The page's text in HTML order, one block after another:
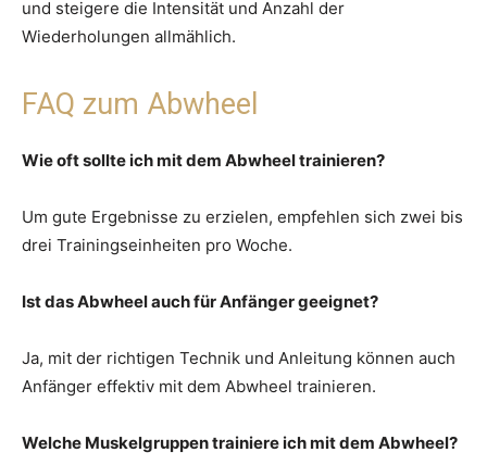
und steigere die Intensität und Anzahl der
Wiederholungen allmählich.
FAQ zum Abwheel
Wie oft sollte ich mit dem Abwheel trainieren?
Um gute Ergebnisse zu erzielen, empfehlen sich zwei bis
drei Trainingseinheiten pro Woche.
Ist das Abwheel auch für Anfänger geeignet?
Ja, mit der richtigen Technik und Anleitung können auch
Anfänger effektiv mit dem Abwheel trainieren.
Welche Muskelgruppen trainiere ich mit dem Abwheel?